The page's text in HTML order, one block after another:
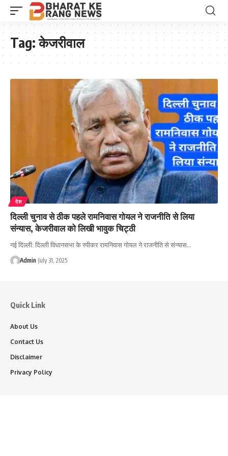
Tag:केजरीवाल
देश
दिल्ली चुनाव से ठीक पहले रामनिवास गोयल ने राजनीति से लिया
संन्यास, केजरीवाल को लिखी भावुक चिट्ठी
नई दिल्ली: दिल्ली विधानसभा के स्पीकर रामनिवास गोयल ने राजनीति से संन्यास…
Admin July 31, 2025
Quick Link
About Us
Contact Us
Disclaimer
Privacy Policy